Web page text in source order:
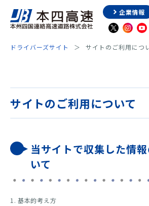
企業情報
ドライバーズサイト サイトのご利用につ
サイトのご利用について
当サイトで収集した情
いて
基本的考え方